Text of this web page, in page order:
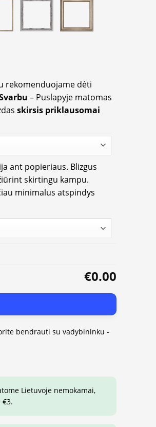
rekomenduojame dėti
– Puslapyje matomas
skirsis priklausomai
ant popieriaus. Blizgus
skirtingu kampu.
minimalus atspindys
€0.00
bendrauti su vadybininku -
Lietuvoje nemokamai,